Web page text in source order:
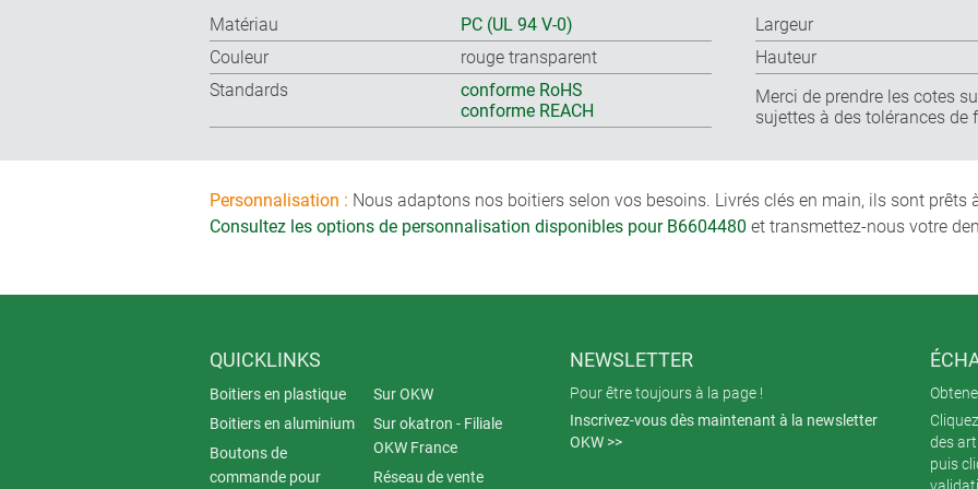
Matériau
PC (UL 94 V-0)
Couleur
rouge transparent
Standards
conforme RoHS
conforme REACH
Largeur
Hauteur
Merci de prendre les cotes
sujettes à des tolérances
Personnalisation : Nous adaptons nos boitiers selon vos besoins. Livrés clés en main, ils sont prêts
Consultez les options de personnalisation disponibles pour B6604480 et transmettez-nous votre
QUICKLINKS
Boitiers en plastique
Boitiers en aluminium
Boutons de
commande pour
Sur OKW
Sur okatron - Filiale
OKW France
Réseau de vente
NEWSLETTER
Pour être toujours à la page !
Inscrivez-vous dès maintenant à la newsletter
OKW >>
des
puis